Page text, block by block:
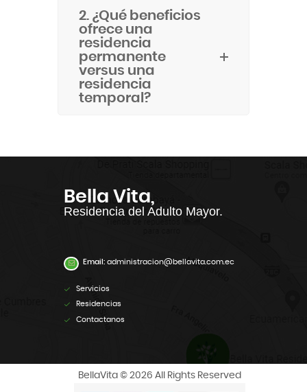
2. ¿Qué beneficios
ofrece una
residencia
permanente
versus una
residencia
temporal?
Bella Vita,
Residencia del Adulto Mayor.
Email:administracion@bellavita.com.ec
Servicios
Residencias
Contactanos
BellaVita © 2026 All Rights Reserved